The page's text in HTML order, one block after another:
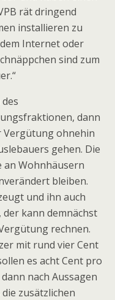
rät dringend
installieren zu
Internet oder
sind zum
dann
Vergütung ohnehin
gehen. Die
Wohnhäusern
bleiben.
und ihn auch
kann demnächst
rechnen.
mit rund vier Cent
es acht Cent pro
nach Aussagen
zusätzlichen